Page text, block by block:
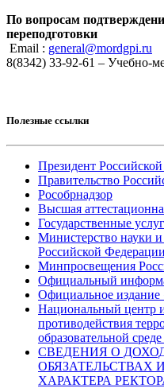
По вопросам
переподготовки
Email : general@mordgpi.ru
8(8342) 33-92-61 – Учебно-
Полезные ссылки
Президент
Правительство
Рособрнадзор
Высшая
Государственные
Министерство науки
Российской Федерации
Минпросвещения
Официальный
Официальное
Национальный центр
противодействия
образовательной
СВЕДЕНИЯ О
ОБЯЗАТЕЛЬСТВАХ
ХАРАКТЕРА